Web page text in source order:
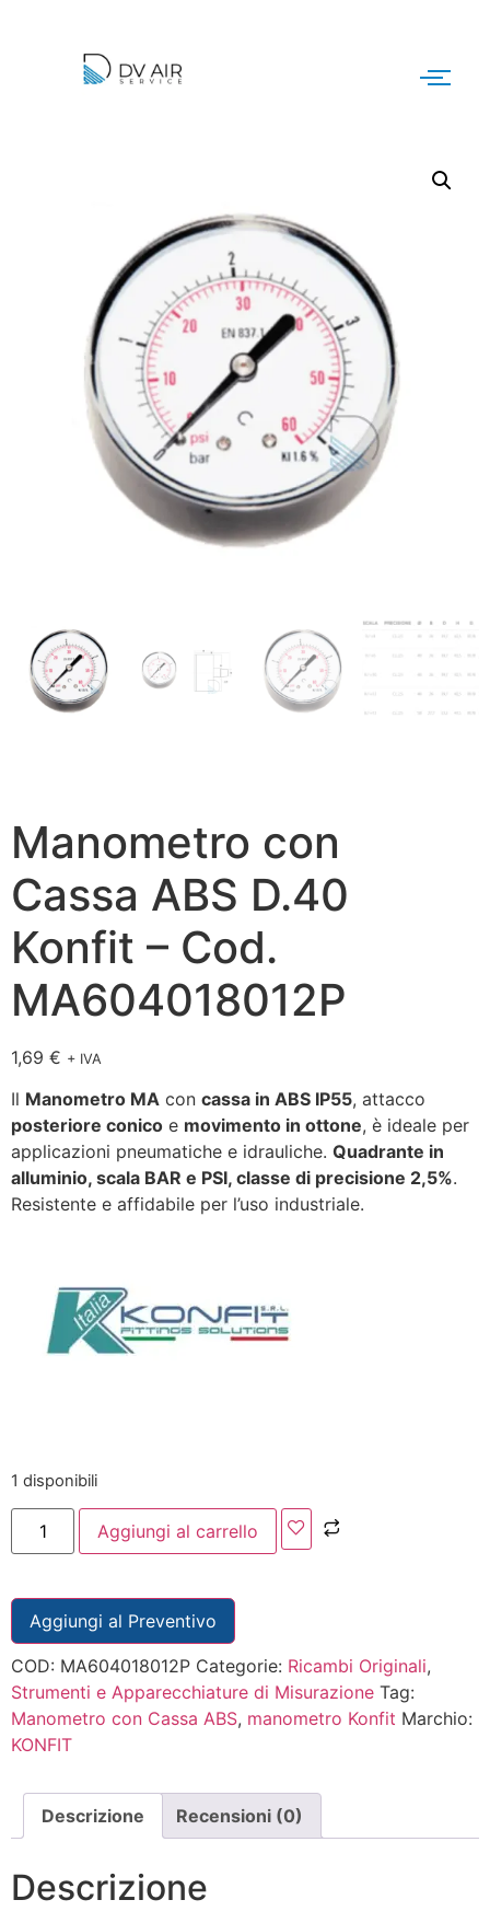
Manometro con
Cassa ABS D.40
Konfit – Cod.
MA604018012P
1,69 € + IVA
Il Manometro MA con cassa in ABS IP55, attacco
posteriore conico e movimento in ottone, è ideale per
applicazioni pneumatiche e idrauliche. Quadrante in
alluminio, scala BAR e PSI, classe di precisione 2,5%.
Resistente e affidabile per l’uso industriale.
1 disponibili
Aggiungi al carrello
Aggiungi al Preventivo
COD: MA604018012P Categorie: Ricambi Originali,
Strumenti e Apparecchiature di Misurazione Tag:
Manometro con Cassa ABS, manometro Konfit Marchio:
KONFIT
Descrizione Recensioni (0)
Descrizione